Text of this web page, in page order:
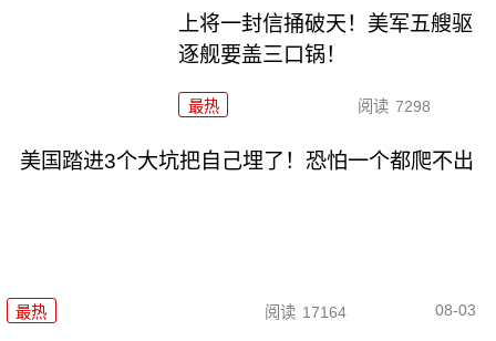
上将一封信捅破天！美军五艘驱
逐舰要盖三口锅！
最热 阅读 7298
美国踏进3个大坑把自己埋了！恐怕一个都爬不出
最热 阅读 17164 08-03